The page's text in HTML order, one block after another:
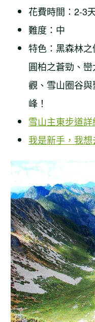
花費時間：2-3
難度：中
特色：黑森林
圓柏之蒼勁、
觀、雪山圈谷
峰！
雪山主東步道
我是新手，我想